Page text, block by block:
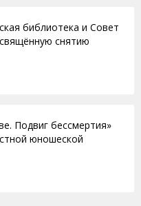
библиотека и Совет
снятию
Подвиг бессмертия»
юношеской